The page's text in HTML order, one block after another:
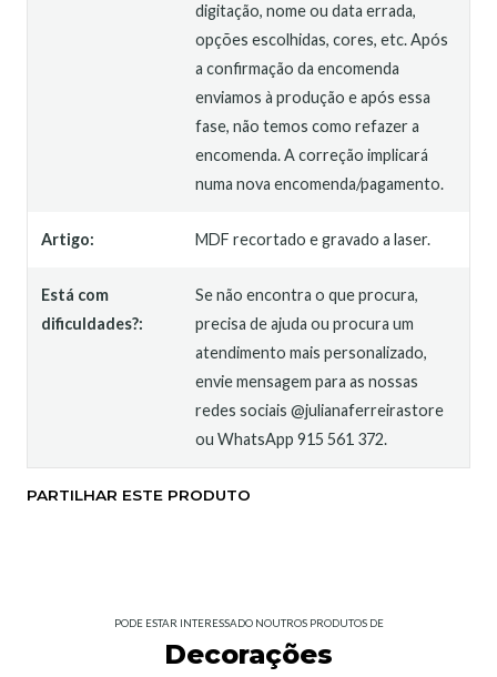
digitação, nome ou data errada,
opções escolhidas, cores, etc. Após
a confirmação da encomenda
enviamos à produção e após essa
fase, não temos como refazer a
encomenda. A correção implicará
numa nova encomenda/pagamento.
Artigo: MDF recortado e gravado a laser.
Está com
dificuldades?:
Se não encontra o que procura,
precisa de ajuda ou procura um
atendimento mais personalizado,
envie mensagem para as nossas
redes sociais @julianaferreirastore
ou WhatsApp 915 561 372.
PARTILHAR ESTE PRODUTO
PODE ESTAR INTERESSADO NOUTROS PRODUTOS DE
Decorações